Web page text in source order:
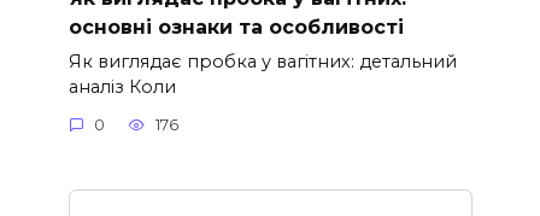
основні ознаки та особливості
Як виглядає пробка у вагітних: детальний
аналіз Коли
0 176